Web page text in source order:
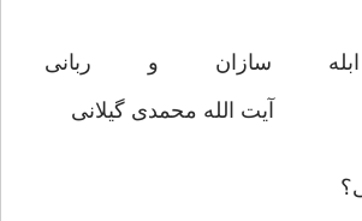
سازان و ربانی
الله محمدی گیلانی